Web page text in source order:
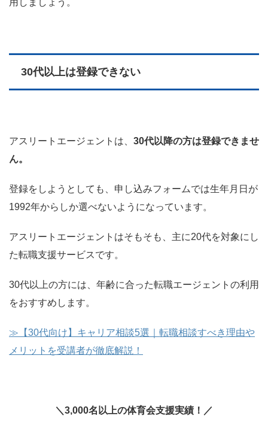
30代以上は登録できない
アスリートエージェントは、 30代以降の方は登録できませ
ん。
登録をしようとしても、申し込みフォームでは生年月日が
1992年からしか選べないようになっています。
アスリートエージェントはそもそも、主に20代を対象にし
た転職支援サービスです。
30代以上の方には、年齢に合った転職エージェントの利用
をおすすめします。
≫【30代向け】キャリア相談5選｜転職相談すべき理由や
メリットを受講者が徹底解説！
＼3,000名以上の体育会支援実績！／